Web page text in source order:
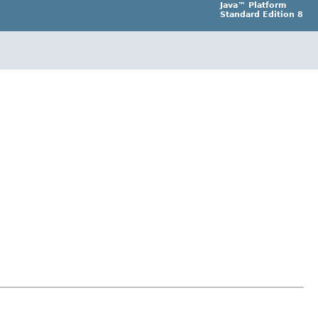
Java™ Platform
Standard Edition 8